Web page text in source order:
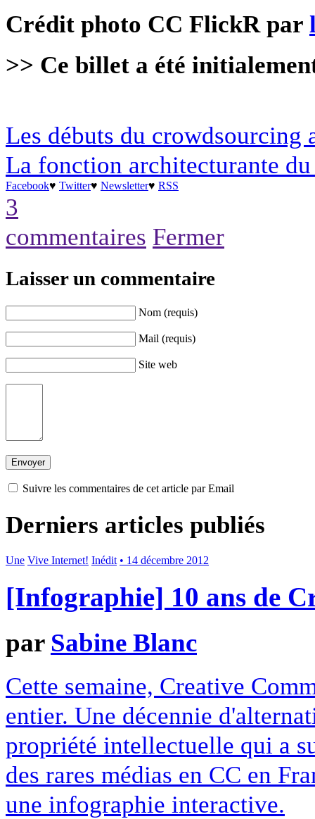
Crédit photo CC FlickR par
>> Ce billet a été
Les débuts du crowdsourcing
La fonction architecturante
Facebook♥ Twitter♥ Newsletter♥ RSS
3
commentaires Fermer
Laisser un commentaire
Nom (requis)
Mail (requis)
Site web
Suivre les commentaires de cet article par Email
Derniers articles publiés
Une Vive Internet! Inédit • 14 décembre 2012
[Infographie] 10 ans de
par Sabine Blanc
Cette semaine, Creative
entier. Une décennie
propriété intellectuelle qui a
des rares médias en CC en
une infographie interactive.